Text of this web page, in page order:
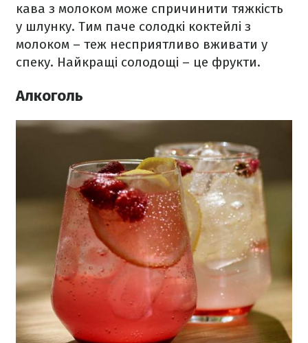
кава з молоком може спричинити тяжкість
у шлунку. Тим паче солодкі коктейлі з
молоком – теж несприятливо вживати у
спеку. Найкращі солодощі – це фрукти.
Алкоголь